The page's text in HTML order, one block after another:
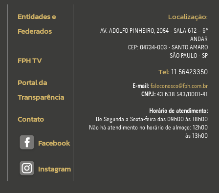
Entidades e
Federados
FPH TV
Portal da
Transparência
Contato
Facebook
Instagram
Localização:
AV. ADOLFO PINHEIRO, 2054 - SALA 612 – 6º
ANDAR
CEP: 04734-003 · SANTO AMARO
SÃO PAULO - SP
Tel: 11 56423350
E-mail: faleconosco@fph.com.br
CNPJ: 43.638.543/0001-41
Horário de atendimento:
De Segunda a Sexta-feira das 09h00 às 18h00
Não há atendimento no horário de almoço: 12h00
às 13h00